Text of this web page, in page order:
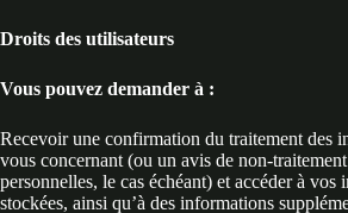
Droits des utilisateurs
Vous pouvez demander à :
Recevoir une confirmation du traitement des
vous concernant (ou un avis de non-
personnelles, le cas échéant) et accéder à vos
stockées, ainsi qu’à des informations